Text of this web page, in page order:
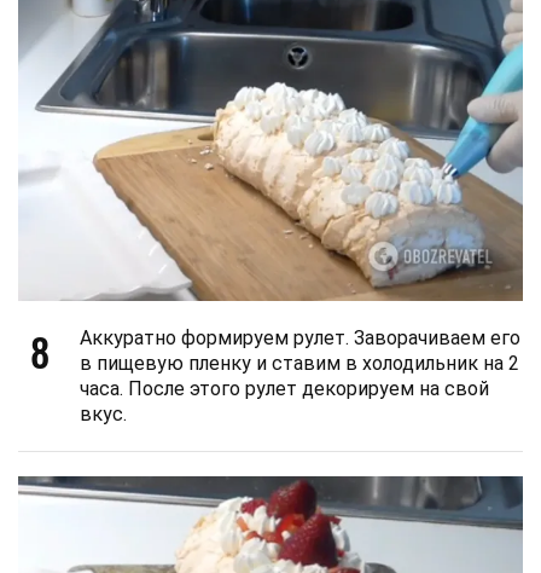
8
Аккуратно формируем рулет. Заворачиваем его
в пищевую пленку и ставим в холодильник на 2
часа. После этого рулет декорируем на свой
вкус.